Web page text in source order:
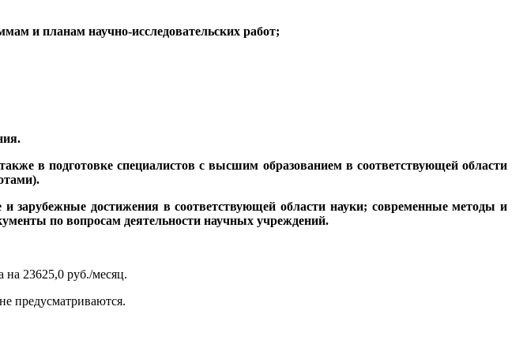
и планам научно-исследовательских работ;
в подготовке специалистов с высшим образованием в соответствующей области
зарубежные достижения в соответствующей области науки; современные методы и
по вопросам деятельности научных учреждений.
на 23625,0 руб./месяц.
предусматриваются.